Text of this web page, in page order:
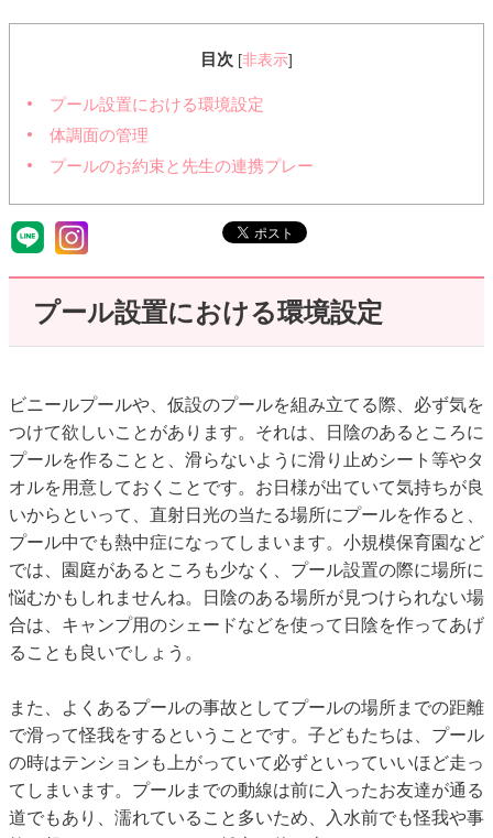
目次 [非表示]
プール設置における環境設定
体調面の管理
プールのお約束と先生の連携プレー
プール設置における環境設定
ビニールプールや、仮設のプールを組み立てる際、必ず気を
つけて欲しいことがあります。それは、日陰のあるところに
プールを作ることと、滑らないように滑り止めシート等やタ
オルを用意しておくことです。お日様が出ていて気持ちが良
いからといって、直射日光の当たる場所にプールを作ると、
プール中でも熱中症になってしまいます。小規模保育園など
では、園庭があるところも少なく、プール設置の際に場所に
悩むかもしれませんね。日陰のある場所が見つけられない場
合は、キャンプ用のシェードなどを使って日陰を作ってあげ
ることも良いでしょう。
また、よくあるプールの事故としてプールの場所までの距離
で滑って怪我をするということです。子どもたちは、プール
の時はテンションも上がっていて必ずといっていいほど走っ
てしまいます。プールまでの動線は前に入ったお友達が通る
道でもあり、濡れていること多いため、入水前でも怪我や事